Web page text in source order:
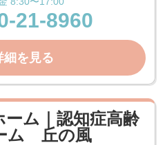
21-8960
細を見る
ム｜認知症高齢
ム 丘の風